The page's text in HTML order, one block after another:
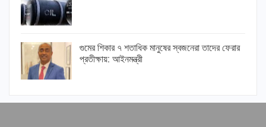
গুমের শিকার ৭ শতাধিক মানুষের স্বজনেরা তাদের ফেরার
প্রতীক্ষায়: আইনমন্ত্রী